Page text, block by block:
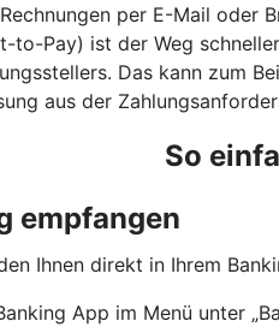
per E-Mail
to-Pay) ist der Weg
Das kann zum
aus der
So
empfangen
Ihnen direkt in Ihrem
App im Menü unter